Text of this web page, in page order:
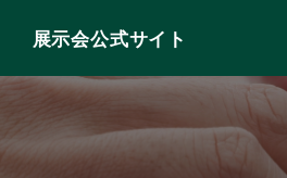
展示会公式サイト